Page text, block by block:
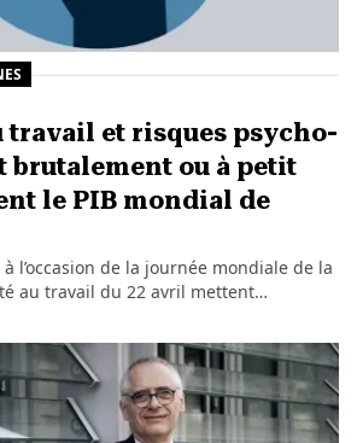
travail et risques psycho-
brutalement ou à petit
le PIB mondial de
l’occasion de la journée mondiale de la
au travail du 22 avril mettent…